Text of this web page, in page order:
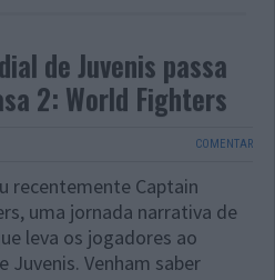
de Juvenis passa
2: World Fighters
COMENTAR
recentemente Captain
uma jornada narrativa de
leva os jogadores ao
Juvenis. Venham saber